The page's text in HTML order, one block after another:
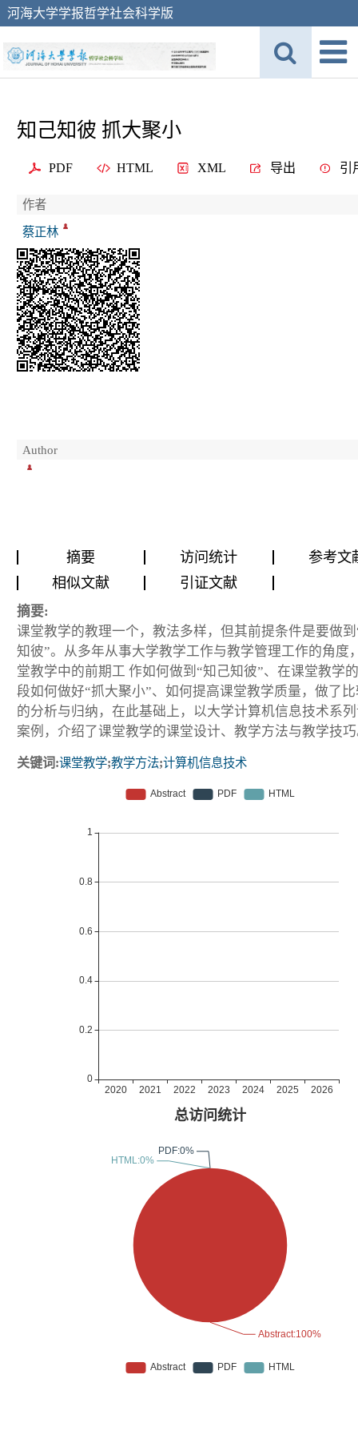
河海大学学报哲学社会科学版
知己知彼 抓大聚小
PDF HTML XML 导出 引
作者
蔡正林
Author
摘要 访问统计
参考文
相似文献
引证文献
摘要:
课堂教学的教理一个，教法多样，但其前提条件是要做
知彼”。从多年从事大学教学工作与教学管理工作的角度
堂教学中的前期工 作如何做到“知己知彼”、在课堂教学
段如何做好“抓大聚小”、如何提高课堂教学质量，做了
的分析与归纳，在此基础上，以大学计算机信息技术系
案例，介绍了课堂教学的课堂设计、教学方法与教学技
关键词:课堂教学;教学方法;计算机信息技术